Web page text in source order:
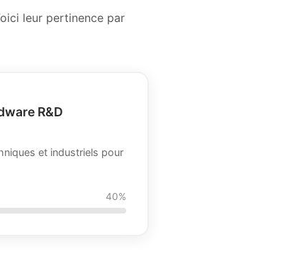
leur pertinence par
R&D
et industriels pour
40%